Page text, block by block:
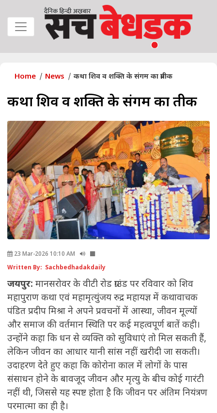
Home News कथा शिव व शक्ति के संगम का प्रतीक
कथा शिव व शक्ति के संगम का प्रतीक
23 Mar-2026 10:10 AM
Written By: Sachbedhadakdaily
जयपुर: मानसरोवर के वीटी रोड ग्राउंड पर रविवार को शिव
महापुराण कथा एवं महामृत्युंजय रुद्र महायज्ञ में कथावाचक
पंडित प्रदीप मिश्रा ने अपने प्रवचनों में आस्था, जीवन मूल्यों
और समाज की वर्तमान स्थिति पर कई महत्वपूर्ण बातें कही।
उन्होंने कहा कि धन से व्यक्ति को सुविधाएं तो मिल सकती हैं,
लेकिन जीवन का आधार यानी सांस नहीं खरीदी जा सकती।
उदाहरण देते हुए कहा कि कोरोना काल में लोगों के पास
संसाधन होने के बावजूद जीवन और मृत्यु के बीच कोई गारंटी
नहीं थी, जिससे यह स्पष्ट होता है कि जीवन पर अंतिम नियंत्रण
परमात्मा का ही है।